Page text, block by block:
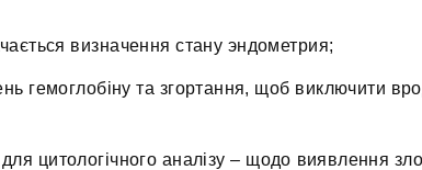
визначення стану эндометрия;
гемоглобіну та згортання, щоб виключити
цитологічного аналізу – щодо виявлення